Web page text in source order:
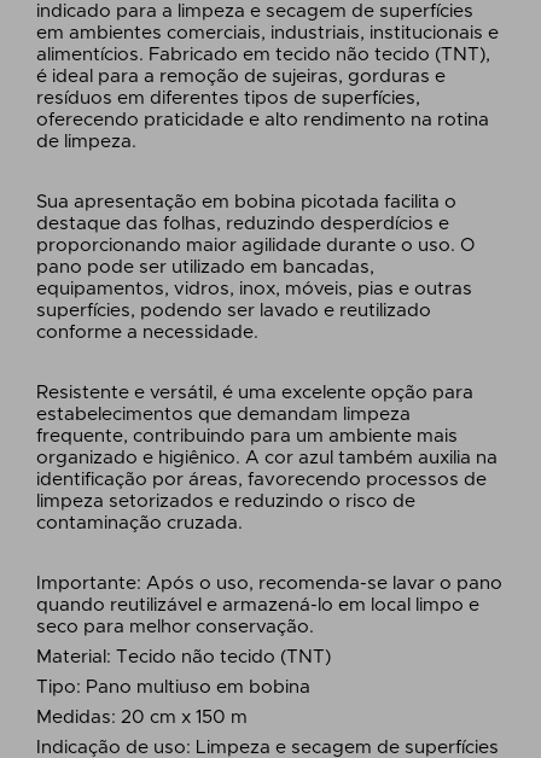
indicado para a limpeza e secagem de superfícies
em ambientes comerciais, industriais, institucionais e
alimentícios. Fabricado em tecido não tecido (TNT),
é ideal para a remoção de sujeiras, gorduras e
resíduos em diferentes tipos de superfícies,
oferecendo praticidade e alto rendimento na rotina
de limpeza.
Sua apresentação em bobina picotada facilita o
destaque das folhas, reduzindo desperdícios e
proporcionando maior agilidade durante o uso. O
pano pode ser utilizado em bancadas,
equipamentos, vidros, inox, móveis, pias e outras
superfícies, podendo ser lavado e reutilizado
conforme a necessidade.
Resistente e versátil, é uma excelente opção para
estabelecimentos que demandam limpeza
frequente, contribuindo para um ambiente mais
organizado e higiênico. A cor azul também auxilia na
identificação por áreas, favorecendo processos de
limpeza setorizados e reduzindo o risco de
contaminação cruzada.
Importante: Após o uso, recomenda-se lavar o pano
quando reutilizável e armazená-lo em local limpo e
seco para melhor conservação.
Material: Tecido não tecido (TNT)
Tipo: Pano multiuso em bobina
Medidas: 20 cm x 150 m
Indicação de uso: Limpeza e secagem de superfícies